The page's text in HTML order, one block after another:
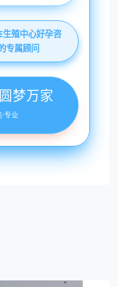
殖中心好孕咨
专属顾问
梦万家
专业